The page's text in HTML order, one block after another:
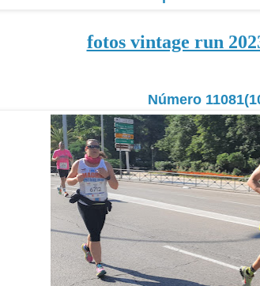
fotos vintage run
Número